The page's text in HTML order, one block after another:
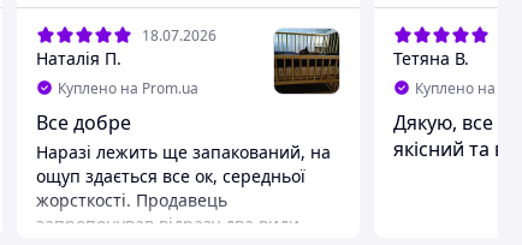
18.07.2026
Наталія П.
Куплено на Prom.ua
Все добре
Наразі лежить ще запакований, на
ощуп здається все ок, середньої
жорсткості. Продавець
запропонував відразу два види
Тетяна В.
Куплено на
Дякую, все
якісний та